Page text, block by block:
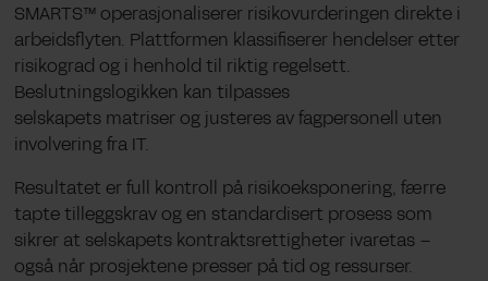
SMARTS™ operasjonaliserer risikovurderingen direkte i
arbeidsflyten. Plattformen klassifiserer hendelser etter
risikograd og i henhold til riktig regelsett.
Beslutningslogikken kan tilpasses
selskapets matriser og justeres av fagpersonell uten
involvering fra IT.
Resultatet er full kontroll på risikoeksponering, færre
tapte tilleggskrav og en standardisert prosess som
sikrer at selskapets kontraktsrettigheter ivaretas –
også når prosjektene presser på tid og ressurser.